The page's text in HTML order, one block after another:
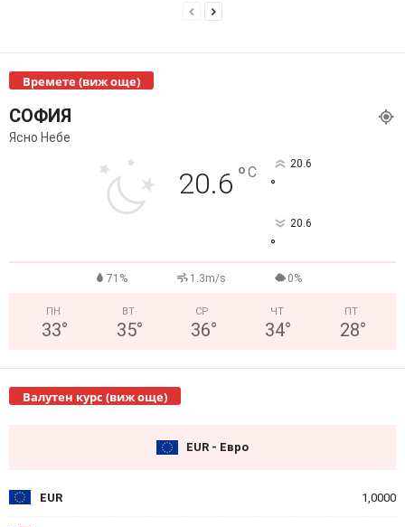
Времете (виж още)
СОФИЯ
Ясно Небе
20.6 °C 20.6
°
20.6
°
71% 1.3m/s 0%
ПН
33°
ВТ
35°
СР
36°
ЧТ
34°
ПТ
28°
Валутен курс (виж още)
EUR - Евро
EUR 1,0000